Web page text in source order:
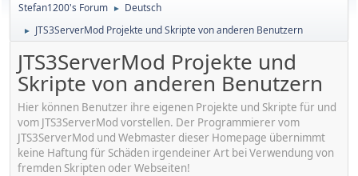
Stefan1200's Forum ► Deutsch
► JTS3ServerMod Projekte und Skripte von anderen Benutzern
JTS3ServerMod Projekte und
Skripte von anderen Benutzern
Hier können Benutzer ihre eigenen Projekte und Skripte für und
vom JTS3ServerMod vorstellen. Der Programmierer vom
JTS3ServerMod und Webmaster dieser Homepage übernimmt
keine Haftung für Schäden irgendeiner Art bei Verwendung von
fremden Skripten oder Webseiten!